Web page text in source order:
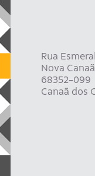
Rua
Nova
68352-099
Canaã dos